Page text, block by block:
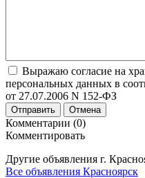
Выражаю согласие на
персональных данных в
от 27.07.2006 N 152-ФЗ
Отправить Отмена
Комментарии (0)
Комментировать
Другие объявления г.
Все объявления Красноярск